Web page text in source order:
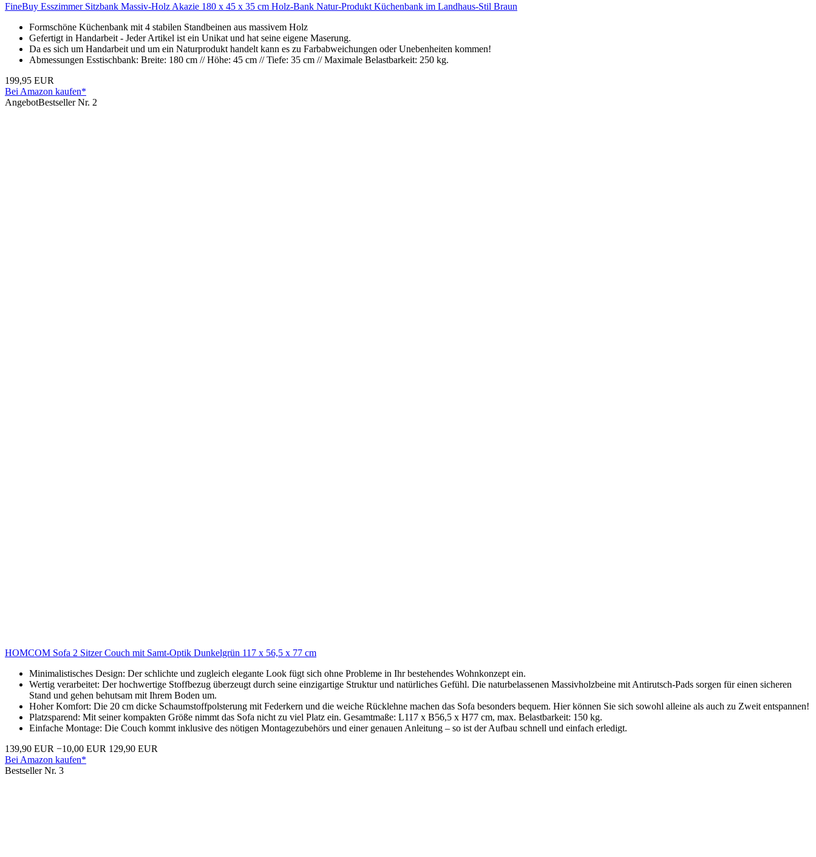
FineBuy Esszimmer Sitzbank Massiv-Holz Akazie 180 x 45 x 35 cm Holz-Bank Natur-Produkt Küchenbank im Landhaus-Stil Braun
Formschöne Küchenbank mit 4 stabilen Standbeinen aus massivem Holz
Gefertigt in Handarbeit - Jeder Artikel ist ein Unikat und hat seine eigene Maserung.
Da es sich um Handarbeit und um ein Naturprodukt handelt kann es zu Farbabweichungen oder Unebenheiten kommen!
Abmessungen Esstischbank: Breite: 180 cm // Höhe: 45 cm // Tiefe: 35 cm // Maximale Belastbarkeit: 250 kg.
199,95 EUR
Bei Amazon kaufen*
AngebotBestseller Nr. 2
HOMCOM Sofa 2 Sitzer Couch mit Samt-Optik Dunkelgrün 117 x 56,5 x 77 cm
Minimalistisches Design: Der schlichte und zugleich elegante Look fügt sich ohne Probleme in Ihr bestehendes Wohnkonzept ein.
Wertig verarbeitet: Der hochwertige Stoffbezug überzeugt durch seine einzigartige Struktur und natürliches Gefühl. Die naturbelassenen Massivholzbeine mit Antirutsch-Pads sorgen für einen sicheren
Stand und gehen behutsam mit Ihrem Boden um.
Hoher Komfort: Die 20 cm dicke Schaumstoffpolsterung mit Federkern und die weiche Rücklehne machen das Sofa besonders bequem. Hier können Sie sich sowohl alleine als auch zu Zweit entspannen!
Platzsparend: Mit seiner kompakten Größe nimmt das Sofa nicht zu viel Platz ein. Gesamtmaße: L117 x B56,5 x H77 cm, max. Belastbarkeit: 150 kg.
Einfache Montage: Die Couch kommt inklusive des nötigen Montagezubehörs und einer genauen Anleitung – so ist der Aufbau schnell und einfach erledigt.
139,90 EUR −10,00 EUR 129,90 EUR
Bei Amazon kaufen*
Bestseller Nr. 3